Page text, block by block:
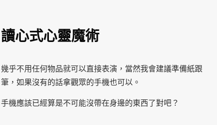
讀心式心靈魔術
幾乎不用任何物品就可以直接表演，當然我會建議準備紙跟
筆，如果沒有的話拿觀眾的手機也可以。
手機應該已經算是不可能沒帶在身邊的東西了對吧？